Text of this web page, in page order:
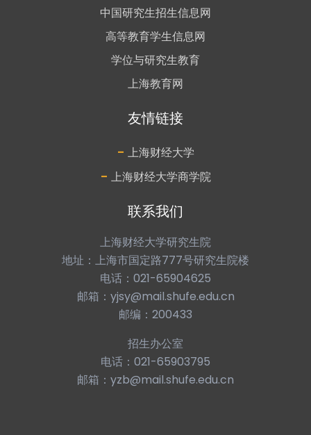
中国研究生招生信息网
高等教育学生信息网
学位与研究生教育
上海教育网
友情链接
- 上海财经大学
- 上海财经大学商学院
联系我们
上海财经大学研究生院
地址：上海市国定路777号研究生院楼
电话：021-65904625
邮箱：yjsy@mail.shufe.edu.cn
邮编：200433
招生办公室
电话：021-65903795
邮箱：yzb@mail.shufe.edu.cn